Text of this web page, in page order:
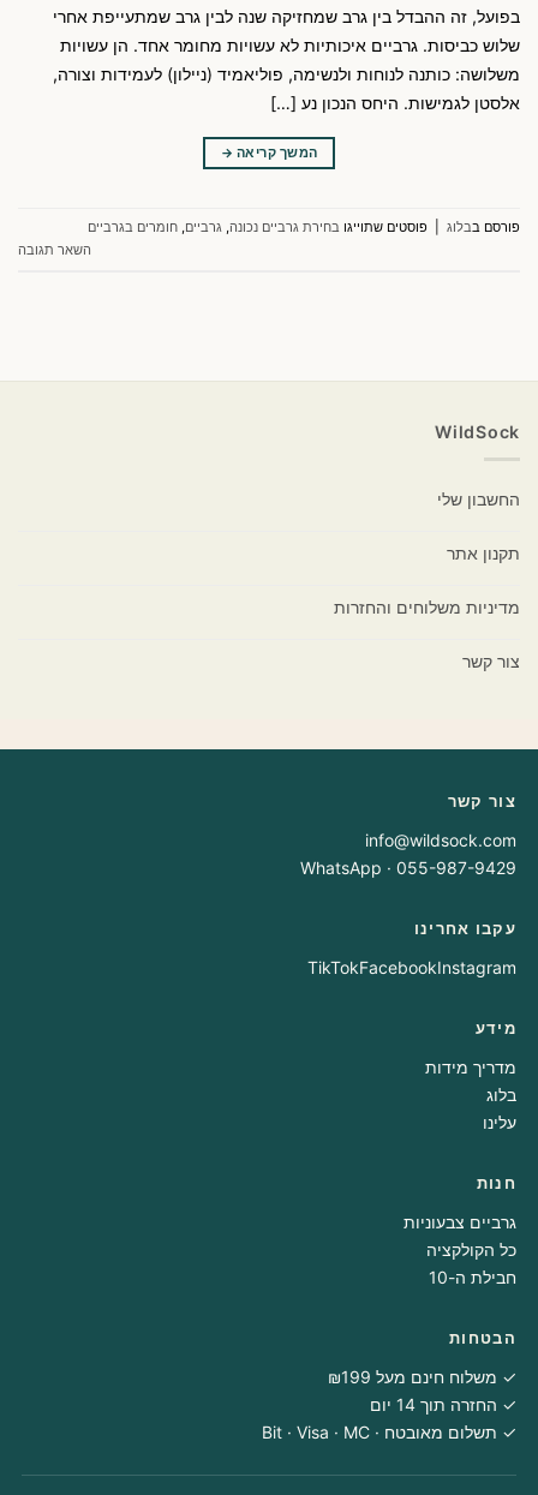
בפועל, זה ההבדל בין גרב שמחזיקה שנה לבין גרב שמתעייפת אחרי
שלוש כביסות. גרביים איכותיות לא עשויות מחומר אחד. הן עשויות
משלושה: כותנה לנוחות ולנשימה, פוליאמיד (ניילון) לעמידות וצורה,
אלסטן לגמישות. היחס הנכון נע […]
המשך קריאה →
פורסם בבלוג פוסטים שתוייגו בחירת גרביים נכונה, גרביים, חומרים בגרביים
השאר תגובה
WildSock
החשבון שלי
תקנון אתר
מדיניות משלוחים והחזרות
צור קשר
צור קשר
info@wildsock.com
WhatsApp · ‎055-987-9429
עקבו אחרינו
Instagram
Facebook
TikTok
מידע
מדריך מידות
בלוג
עלינו
חנות
גרביים צבעוניות
כל הקולקציה
חבילת ה-10
הבטחות
✓ משלוח חינם מעל ₪199
✓ החזרה תוך 14 יום
✓ תשלום מאובטח · Bit · Visa · MC